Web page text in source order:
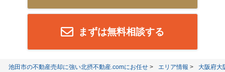
まずは無料相談する
池田市の不動産売却に強い北摂不動産.comにお任せ エリア情報 大阪府大